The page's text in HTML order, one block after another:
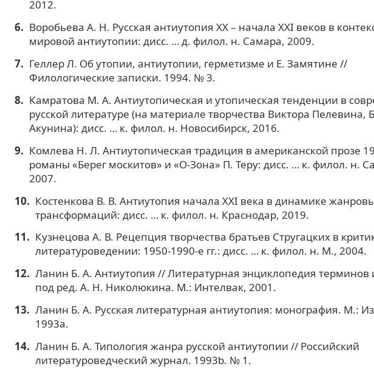
2012.
Воробьева А. Н. Русская антиутопия ХХ – начала ХХI веков в
мировой антиутопии: дисс. … д. филол. н. Самара, 2009.
Геллер Л. Об утопии, антиутопии, герметизме и Е. Замятине //
Филологические записки. 1994. № 3.
Камратова М. А. Антиутопическая и утопическая тенденции в
русской литературе (на материале творчества Виктора Пелевина,
Акунина): дисс. … к. филол. н. Новосибирск, 2016.
Комлева Н. Л. Антиутопическая традиция в американской прозе
романы «Берег москитов» и «О-Зона» П. Теру: дисс. … к. филол. н.
2007.
Костенкова В. В. Антиутопия начала ХХI века в динамике
трансформаций: дисс. … к. филол. н. Краснодар, 2019.
Кузнецова А. В. Рецепция творчества братьев Стругацких в
литературоведении: 1950-1990-е гг.: дисс. … к. филол. н. М., 2004.
Ланин Б. А. Антиутопия // Литературная энциклопедия терминов
под ред. А. Н. Николюкина. М.: Интелвак, 2001.
Ланин Б. А. Русская литературная антиутопия: монография. М.:
1993а.
Ланин Б. А. Типология жанра русской антиутопии // Российский
литературоведческий журнал. 1993b. № 1.